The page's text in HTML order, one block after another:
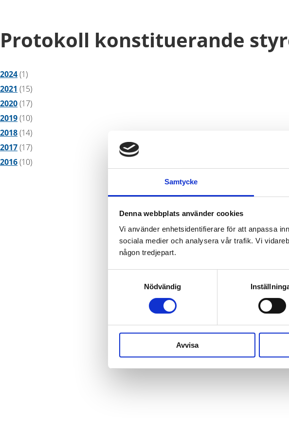
Samtycke
Denna webbplats använder cookies
Vi använder enhetsidentifierare för att anpassa
sociala medier och analysera vår trafik. Vi
någon tredjepart.
Nödvändig
Avvisa
Protokoll konstituerande
2024(1)
2021 (15)
2020(17)
2019(10)
2018(14)
2017(17)
2016(10)
Besöksadress
Gryaab AB
Box 8984